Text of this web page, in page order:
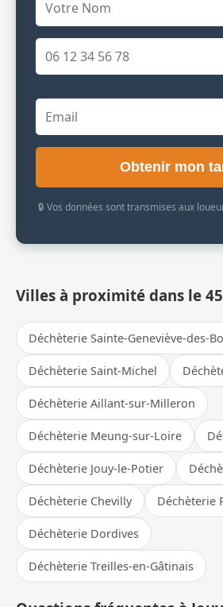
Obtenir mon
🔒 Vos données sont transmises aux
Villes à proximité dans le 45
Déchèterie Sainte-Geneviève-des-
Déchèterie Saint-Michel
Déchèterie Aillant-sur-Milleron
Déchèterie Meung-sur-Loire
Déchèterie Jouy-le-Potier
Déchèterie Chevilly Déchèterie
Déchèterie Dordives
Déchèterie Treilles-en-Gâtinais